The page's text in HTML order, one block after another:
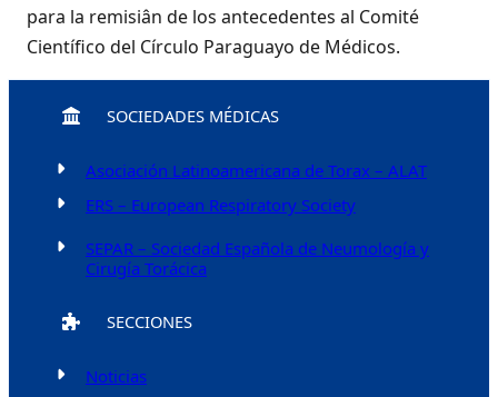
para la remisiân de los antecedentes al Comité
Científico del Círculo Paraguayo de Médicos.
SOCIEDADES MÉDICAS
Asociación Latinoamericana de Torax – ALAT
ERS – European Respiratory Society
SEPAR – Sociedad Española de Neumología y
Cirugía Torácica
SECCIONES
Noticias